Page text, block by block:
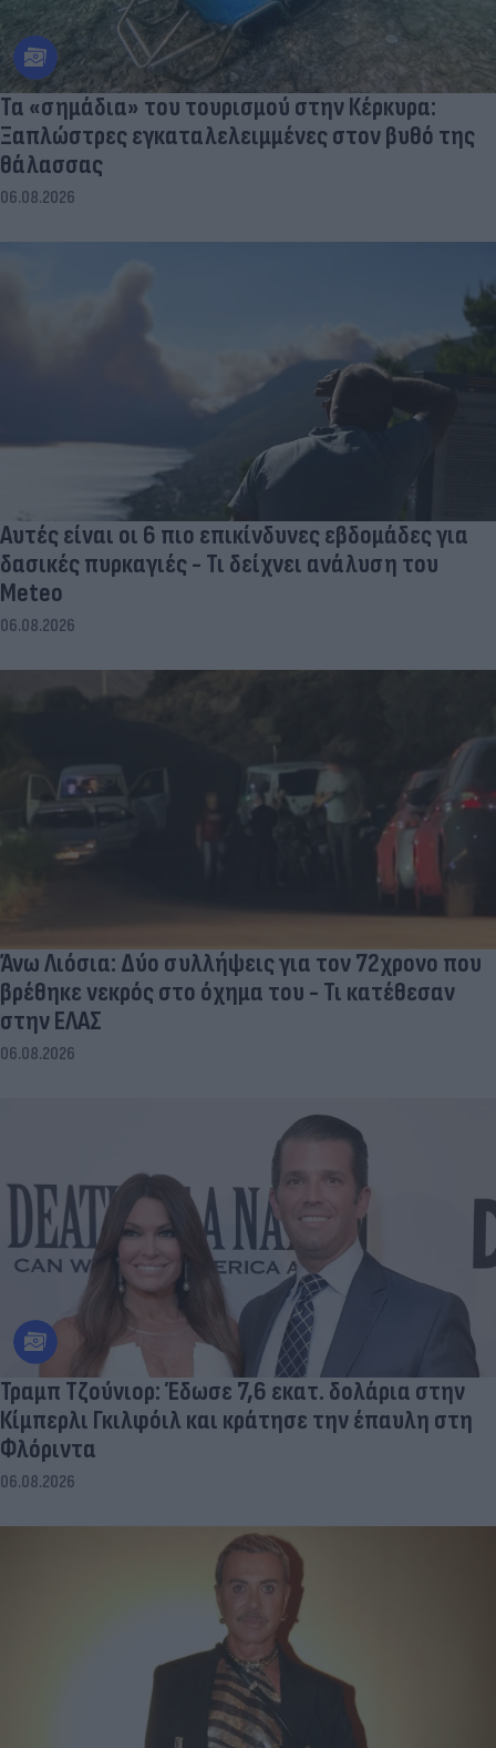
Τα «σημάδια» του τουρισμού στην Κέρκυρα:
Ξαπλώστρες εγκαταλελειμμένες στον βυθό της
θάλασσας
06.08.2026
Αυτές είναι οι 6 πιο επικίνδυνες εβδομάδες για
δασικές πυρκαγιές - Τι δείχνει ανάλυση του
Meteo
06.08.2026
Άνω Λιόσια: Δύο συλλήψεις για τον 72χρονο που
βρέθηκε νεκρός στο όχημα του - Τι κατέθεσαν
στην ΕΛΑΣ
06.08.2026
Τραμπ Τζούνιορ: Έδωσε 7,6 εκατ. δολάρια στην
Κίμπερλι Γκιλφόιλ και κράτησε την έπαυλη στη
Φλόριντα
06.08.2026